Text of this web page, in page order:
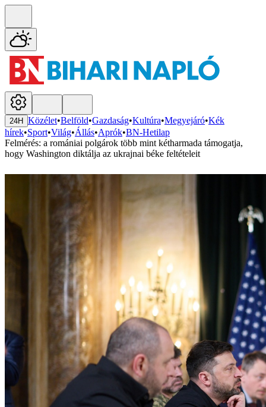
24H Közélet•Belföld•Gazdaság•Kultúra•Megyejáró•Kék
hírek•Sport•Világ•Állás•Aprók•BN-Hetilap
Felmérés: a romániai polgárok több mint kétharmada támogatja,
hogy Washington diktálja az ukrajnai béke feltételeit